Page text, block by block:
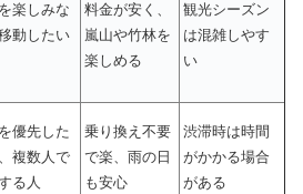
楽しみな
動したい
料金が安く、
嵐山や竹林を
楽しめる
観光シーズン
は混雑しやす
い
優先した
複数人で
る人
乗り換え不要
で楽、雨の日
も安心
渋滞時は時間
がかかる場合
がある